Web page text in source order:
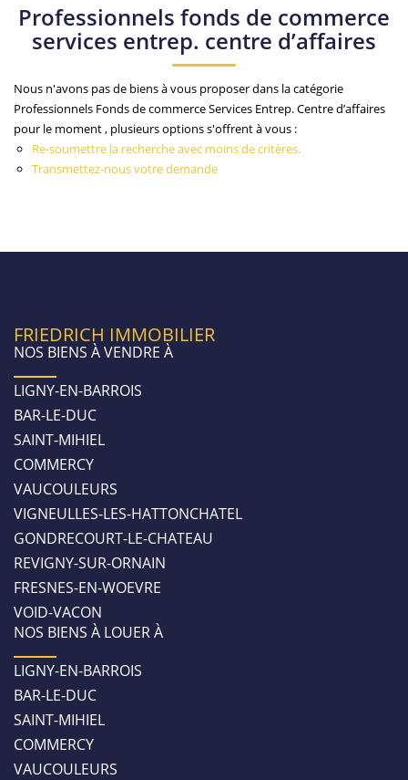
Professionnels fonds de commerce
services entrep. centre d’affaires
Nous n'avons pas de biens à vous proposer dans la catégorie
Professionnels Fonds de commerce Services Entrep. Centre d’affaires
pour le moment , plusieurs options s'offrent à vous :
Re-soumettre la recherche avec moins de critères.
Transmettez-nous votre demande
FRIEDRICH IMMOBILIER
NOS BIENS À VENDRE À
LIGNY-EN-BARROIS
BAR-LE-DUC
SAINT-MIHIEL
COMMERCY
VAUCOULEURS
VIGNEULLES-LES-HATTONCHATEL
GONDRECOURT-LE-CHATEAU
REVIGNY-SUR-ORNAIN
FRESNES-EN-WOEVRE
VOID-VACON
NOS BIENS À LOUER À
LIGNY-EN-BARROIS
BAR-LE-DUC
SAINT-MIHIEL
COMMERCY
VAUCOULEURS